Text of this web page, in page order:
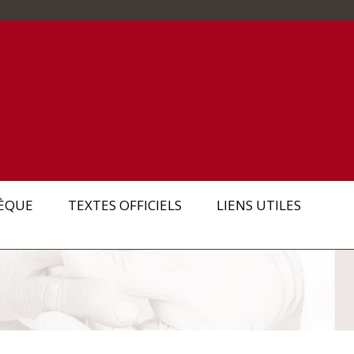
TEXTES OFFICIELS LIENS UTILES